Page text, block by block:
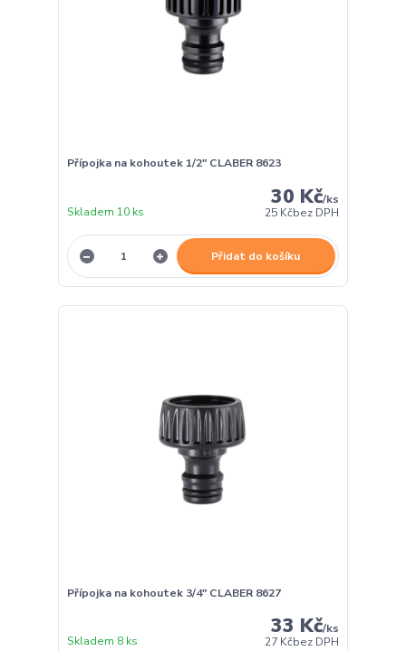
Přípojka na kohoutek 1/2" CLABER 8623
30 Kč/ks
25 Kčbez DPH
Skladem 10 ks
Přidat do košíku
Přípojka na kohoutek 3/4" CLABER 8627
33 Kč/ks
27 Kčbez DPH
Skladem 8 ks